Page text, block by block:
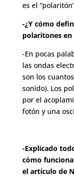
es el
-¿Y cómo
polaritones en
-En pocas
las ondas
son los
sonido). Los
por el
fotón y una
-Explicado
cómo
el artículo de